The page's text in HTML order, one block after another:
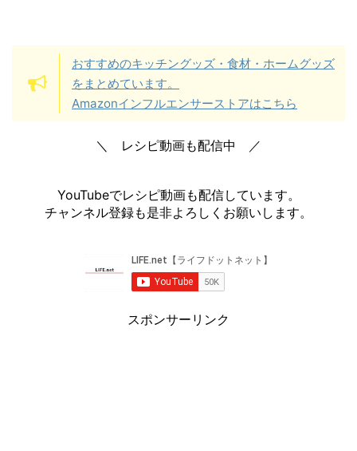
おすすめのキッチングッズ・食材・ホームグッズ
をまとめています。
Amazonインフルエンサーストアはこちら
＼ レシピ動画も配信中 ／
YouTubeでレシピ動画も配信しています。
チャンネル登録も是非よろしくお願いします。
スポンサーリンク